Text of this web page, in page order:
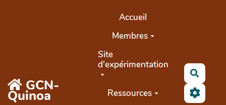
GCN-
Quinoa
Accueil
Membres
Site
d'expérimentation
Ressources